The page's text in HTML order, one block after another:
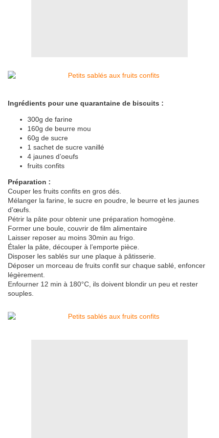
Ingrédients pour une quarantaine de biscuits :
300g de farine
160g de beurre mou
60g de sucre
1 sachet de sucre vanillé
4 jaunes d’oeufs
fruits confits
Préparation :
Couper les fruits confits en gros dés.
Mélanger la farine, le sucre en poudre, le beurre et les jaunes
d’œufs.
Pétrir la pâte pour obtenir une préparation homogène.
Former une boule, couvrir de film alimentaire
Laisser reposer au moins 30min au frigo.
Étaler la pâte, découper à l’emporte pièce.
Disposer les sablés sur une plaque à pâtisserie.
Déposer un morceau de fruits confit sur chaque sablé, enfoncer
légèrement.
Enfourner 12 min à 180°C, ils doivent blondir un peu et rester
souples.